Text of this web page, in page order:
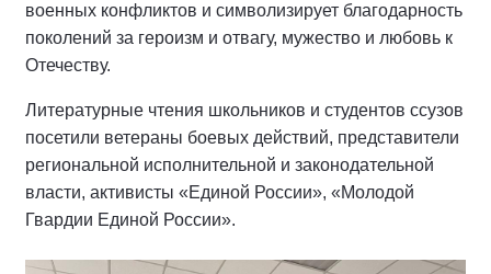
военных конфликтов и символизирует благодарность
поколений за героизм и отвагу, мужество и любовь к
Отечеству.
Литературные чтения школьников и студентов ссузов
посетили ветераны боевых действий, представители
региональной исполнительной и законодательной
власти, активисты «Единой России», «Молодой
Гвардии Единой России».